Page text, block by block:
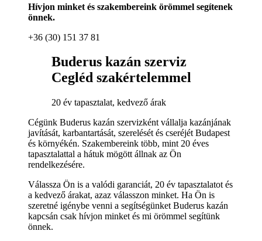
Hívjon minket és szakembereink örömmel segítenek
önnek.
+36 (30) 151 37 81
Buderus kazán szerviz
Cegléd szakértelemmel
20 év tapasztalat, kedvező árak
Cégünk Buderus kazán szervizként vállalja kazánjának
javítását, karbantartását, szerelését és cseréjét Budapest
és környékén. Szakembereink több, mint 20 éves
tapasztalattal a hátuk mögött állnak az Ön
rendelkezésére.
Válassza Ön is a valódi garanciát, 20 év tapasztalatot és
a kedvező árakat, azaz válasszon minket. Ha Ön is
szeretné igénybe venni a segítségünket Buderus kazán
kapcsán csak hívjon minket és mi örömmel segítünk
önnek.